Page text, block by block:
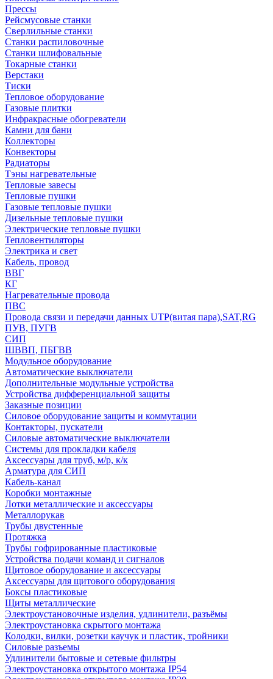
Прессы
Рейсмусовые станки
Сверлильные станки
Станки распиловочные
Станки шлифовальные
Токарные станки
Верстаки
Тиски
Тепловое оборудование
Газовые плитки
Инфракрасные обогреватели
Камни для бани
Коллекторы
Конвекторы
Радиаторы
Тэны нагревательные
Тепловые завесы
Тепловые пушки
Газовые тепловые пушки
Дизельные тепловые пушки
Электрические тепловые пушки
Тепловентиляторы
Электрика и свет
Кабель, провод
ВВГ
КГ
Нагревательные провода
ПВС
Провода связи и передачи данных UTP(витая пара),SAT,RG
ПУВ, ПУГВ
СИП
ШВВП, ПБГВВ
Модульное оборудование
Автоматические выключатели
Дополнительные модульные устройства
Устройства дифференциальной защиты
Заказные позиции
Силовое оборудование защиты и коммутации
Контакторы, пускатели
Силовые автоматические выключатели
Системы для прокладки кабеля
Аксессуары для труб, м/р, к/к
Арматура для СИП
Кабель-канал
Коробки монтажные
Лотки металлические и аксессуары
Металлорукав
Трубы двустенные
Протяжка
Трубы гофрированные пластиковые
Устройства подачи команд и сигналов
Щитовое оборудование и аксессуары
Аксессуары для щитового оборудования
Боксы пластиковые
Щиты металлические
Электроустановочные изделия, удлинители, разъёмы
Электроустановка скрытого монтажа
Колодки, вилки, розетки каучук и пластик, тройники
Силовые разъемы
Удлинители бытовые и сетевые фильтры
Электроустановка открытого монтажа IP54